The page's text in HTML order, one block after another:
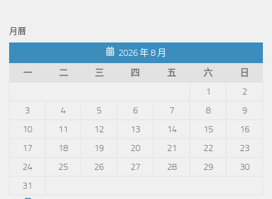
月曆
2026 年 8 月
一
二 三 四 五 六
日
1
2
3
4 5 6 7 8
9
10
11 12 13 14 15
16
17
18 19 20 21 22
23
24
25 26 27 28 29
30
31